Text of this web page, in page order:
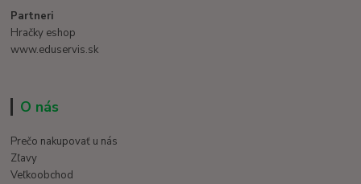
Partneri
Hračky eshop
www.eduservis.sk
O nás
Prečo nakupovať u nás
Zľavy
Veľkoobchod